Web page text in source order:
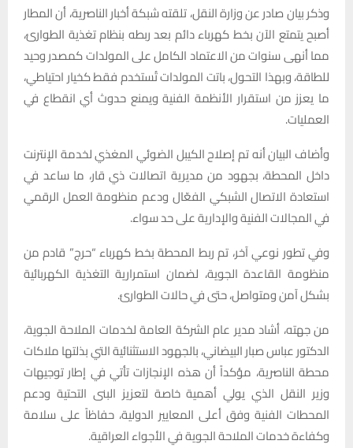
وذكر بيان صادر عن وزارة النقل، تلقته شبكة أخبار الناصرية، أن المطار
أصبح يتمتع الآن بخط كهرباء دائم بعد ربطه بنظام تغذية الطوارئ،
مما أنهى سنوات من الاعتماد الكامل على المولدات كمصدر وحيد
للطاقة، وبهذا التحول، باتت المولدات تُستخدم فقط كخيار احتياطي،
ما يعزز من استقرار الأنظمة الفنية ويمنع حدوث أي انقطاع في
العمليات.
وأضاف البيان أنه تم إصلاح الكيبل الضوئي المغذي لخدمة الإنترنت
داخل المحطة، بجهود من مديرية اتصالات ذي قار، ما ساعد في
استعادة الاتصال الشبكي الفعّال ودعم منظومة العمل الرقمي
في المجالات الفنية والإدارية على حد سواء.
وفي تطور نوعي آخر، تم ربط المحطة بخط كهرباء “حرج” قادم من
منظومة القاعدة الجوية، لضمان استمرارية التغذية الكهربائية
بشكل آمن ومتواصل، حتى في حالات الطوارئ.
من جهته، أشاد مدير عام الشركة العامة لخدمات الملاحة الجوية،
الدكتور عباس صبار البيضاني، بالجهود الاستثنائية التي بذلتها ملاكات
محطة الناصرية، مؤكداً أن هذه الإنجازات تأتي في إطار توجيهات
وزير النقل الذي يولي أهمية خاصة لتعزيز البنى التحتية ودعم
المحطات الفنية وفق أعلى المعايير الدولية، حفاظاً على سلامة
وكفاءة خدمات الملاحة الجوية في الأجواء العراقية.